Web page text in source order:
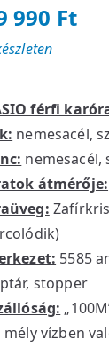
990 Ft
férfi
nemesacél,
nemesacél,
átmérője:
5585
stopper
mély vízben